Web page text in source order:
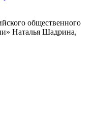
общественного
Наталья Шадрина,